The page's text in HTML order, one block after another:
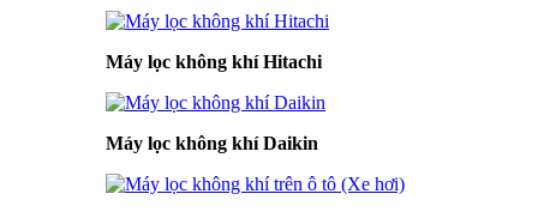
Máy lọc không khí Hitachi
Máy lọc không khí Daikin